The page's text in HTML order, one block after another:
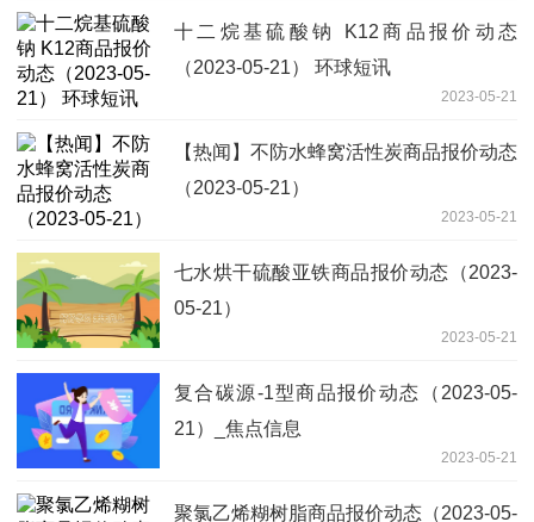
十二烷基硫酸钠 K12商品报价动态
（2023-05-21） 环球短讯
2023-05-21
【热闻】不防水蜂窝活性炭商品报价动态
（2023-05-21）
2023-05-21
七水烘干硫酸亚铁商品报价动态（2023-
05-21）
2023-05-21
复合碳源-1型商品报价动态（2023-05-
21）_焦点信息
2023-05-21
聚氯乙烯糊树脂商品报价动态（2023-05-